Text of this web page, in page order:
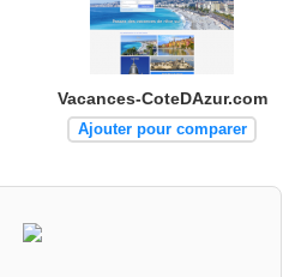
Vacances-CoteDAzur.com
Ajouter pour comparer